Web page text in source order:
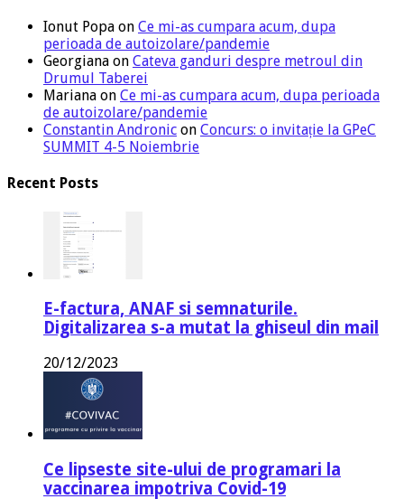
Ionut Popa on Ce mi-as cumpara acum, dupa
perioada de autoizolare/pandemie
Georgiana on Cateva ganduri despre metroul din
Drumul Taberei
Mariana on Ce mi-as cumpara acum, dupa perioada
de autoizolare/pandemie
Constantin Andronic on Concurs: o invitație la GPeC
SUMMIT 4-5 Noiembrie
Recent Posts
E-factura, ANAF si semnaturile.
Digitalizarea s-a mutat la ghiseul din mail
20/12/2023
Ce lipseste site-ului de programari la
vaccinarea impotriva Covid-19